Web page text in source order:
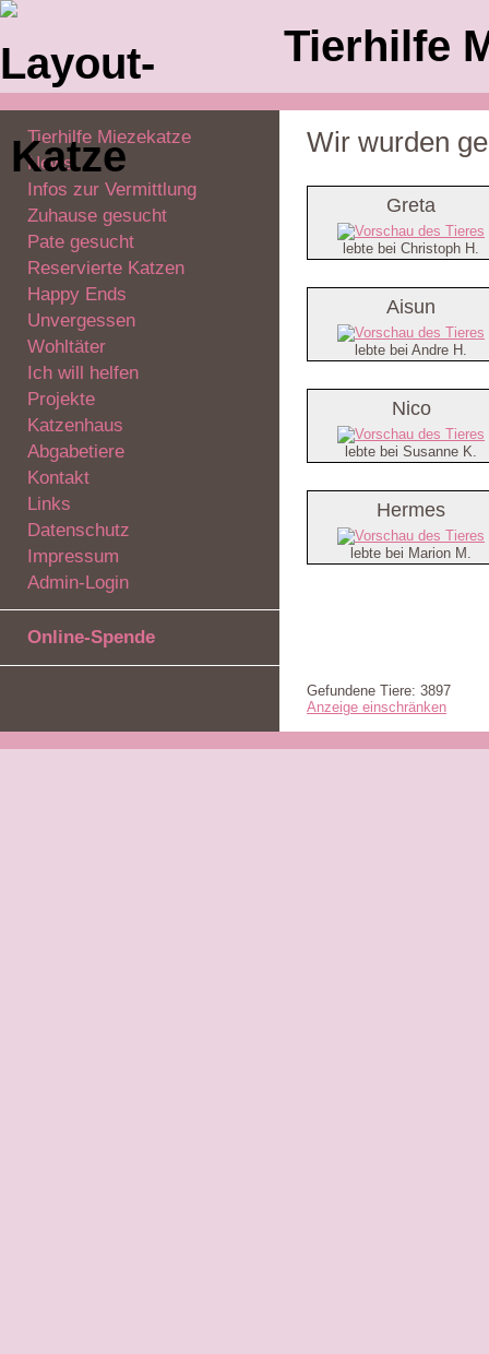
Tierhilfe
Tierhilfe Miezekatze
News
Infos zur Vermittlung
Zuhause gesucht
Pate gesucht
Reservierte Katzen
Happy Ends
Unvergessen
Wohltäter
Ich will helfen
Projekte
Katzenhaus
Abgabetiere
Kontakt
Links
Datenschutz
Impressum
Admin-Login
Online-Spende
Wir wurden
Greta
lebte bei Christoph H.
Aisun
lebte bei Andre H.
Nico
lebte bei Susanne K.
Hermes
lebte bei Marion M.
Gefundene Tiere: 3897
Anzeige einschränken